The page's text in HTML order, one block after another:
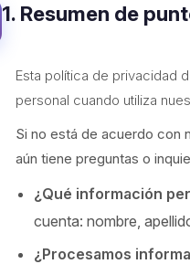
1. Resumen de
Esta política de privacidad
personal cuando utiliza
Si no está de acuerdo con
aún tiene preguntas o
¿Qué información
cuenta: nombre,
¿Procesamos